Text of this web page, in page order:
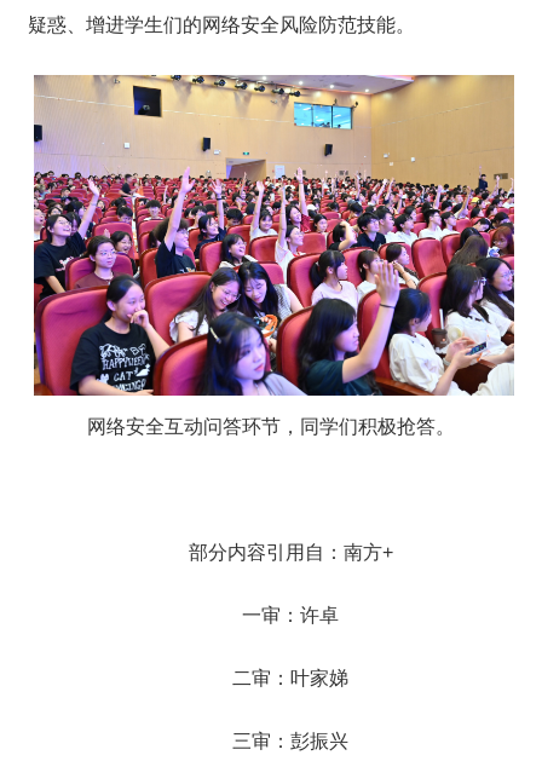
疑惑、增进学生们的网络安全风险防范技能。
网络安全互动问答环节，同学们积极抢答。
部分内容引用自：南方+
一审：许卓
二审：叶家娣
三审：彭振兴